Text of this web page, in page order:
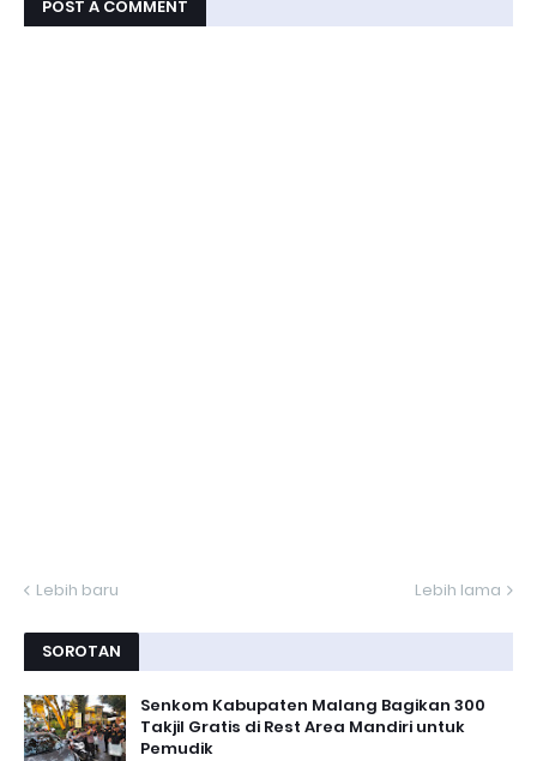
POST A COMMENT
Lebih baru Lebih lama
SOROTAN
Senkom Kabupaten Malang Bagikan 300
Takjil Gratis di Rest Area Mandiri untuk
Pemudik